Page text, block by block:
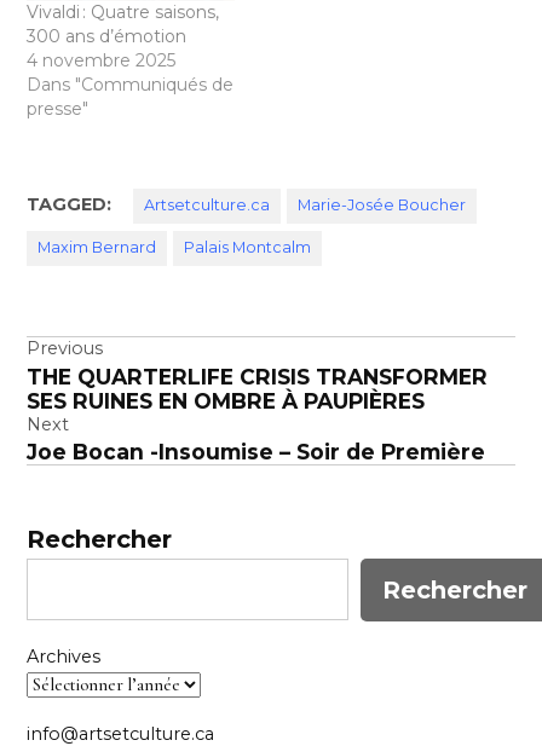
Vivaldi : Quatre saisons,
300 ans d’émotion
4 novembre 2025
Dans "Communiqués de
presse"
TAGGED: Artsetculture.ca Marie-Josée Boucher
Maxim Bernard Palais Montcalm
Navigation
de
l’article
Previous
THE QUARTERLIFE CRISIS TRANSFORMER
SES RUINES EN OMBRE À PAUPIÈRES
Next
Joe Bocan -Insoumise – Soir de Première
Rechercher
Rechercher
Archives
info@artsetculture.ca